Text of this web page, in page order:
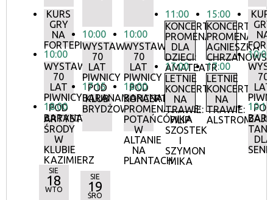
KURS
GRY
NA
FORTEPIANIE
10:00
WYSTAWA:
70
LAT
PIWNICY
POD
BARANAMI
18:00
ARTYSTYCZNE
ŚRODY
W
KLUBIE
KAZIMIERZ
10:00
WYSTAWA:
70
LAT
PIWNICY
POD
BARANAMI
17:15
KLUB
BRYDŻOWY
10:00
WYSTAWA:
70
LAT
PIWNICY
POD
BARANAMI
18:00
KONCERTY
PROMENADOWE:
POTAŃCÓWKA
W
ALTANIE
NA
PLANTACH
11:00
KONCERTY
PROMENADOWE
DLA
DZIECI:
AMATEATR
17:00
LETNIE
KONCERTY
NA
TRAWIE:
FILIP
SZOSTEK
I
SZYMON
MIKA
15:00
KONCERTY
AGNIESZKA
17:00
LETNIE
KONCERTY
NA
TRAWIE:
ALSTROMERIE
GRY
NA
10:00
70
LAT
POD
10:15
DLA
SIE
18
WTO
SIE
19
ŚRO